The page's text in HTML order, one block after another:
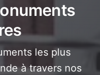
les plus
à travers nos